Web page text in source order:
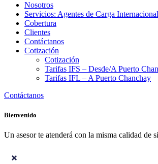
Nosotros
Servicios: Agentes de Carga Internacional
Cobertura
Clientes
Contáctanos
Cotización
Cotización
Tarifas IFS – Desde/A Puerto
Tarifas IFL – A Puerto Chanchay
Contáctanos
Bienvenido
Un asesor te atenderá con la misma calidad de